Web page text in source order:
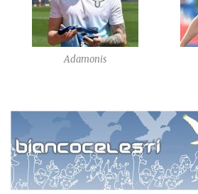
Adamonis